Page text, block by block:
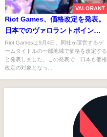
VALORANT
Riot Games、価格改定を発表。
日本でのヴァロラントポイント
の価格が20%アップ
Riot Gamesは9月4日、同社が運営するゲ
ームタイトルの一部地域で価格を改定する
と発表しました。この発表で、日本も価格
改定の対象となっ...